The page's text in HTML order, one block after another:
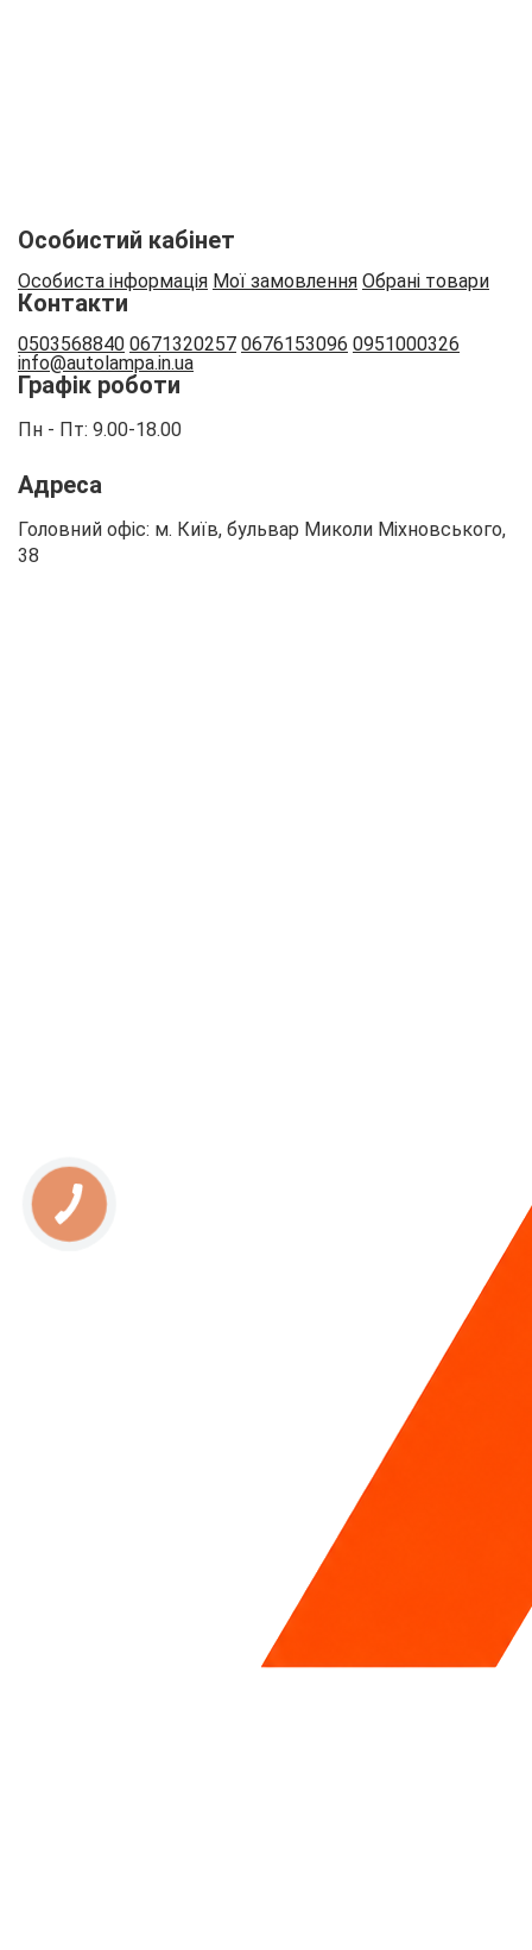
Особистий кабінет
Особиста інформація Мої замовлення Обрані товари
Контакти
0503568840 0671320257 0676153096 0951000326
info@autolampa.in.ua
Графік роботи
Пн - Пт: 9.00-18.00
Адреса
Головний офіс: м. Київ, бульвар Миколи Міхновського,
38